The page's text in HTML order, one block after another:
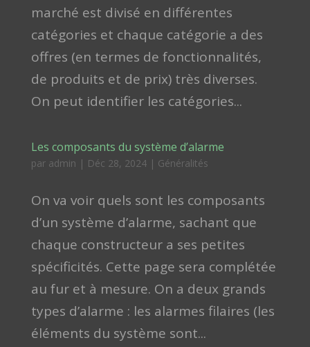
marché est divisé en différentes
catégories et chaque catégorie a des
offres (en termes de fonctionnalités,
de produits et de prix) très diverses.
On peut identifier les catégories...
Les composants du système d’alarme
par admin | Déc 28, 2024| Généralités
On va voir quels sont les composants
d’un système d’alarme, sachant que
chaque constructeur a ses petites
spécificités. Cette page sera complétée
au fur et à mesure. On a deux grands
types d’alarme : les alarmes filaires (les
éléments du système sont...